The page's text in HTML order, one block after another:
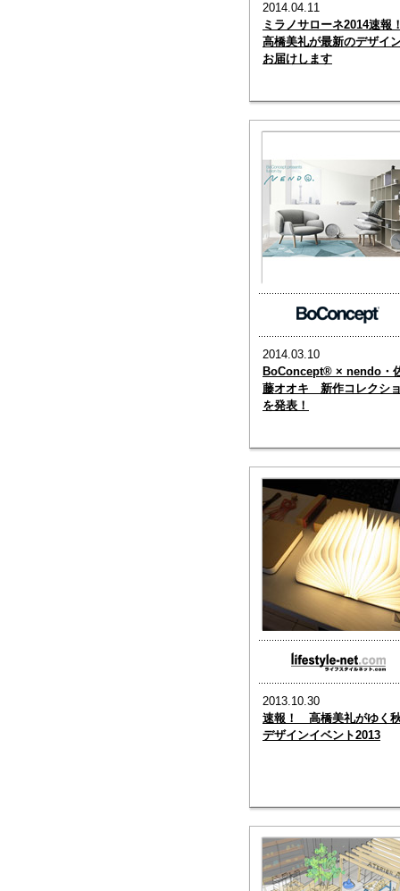
2014.04.11
ミラノサローネ2014速報
高橋美礼が最新のデザイ
お届けします
2014.03.10
BoConcept® × nendo・
藤オオキ 新作コレクシ
を発表！
2013.10.30
速報！ 高橋美礼がゆく
デザインイベント2013